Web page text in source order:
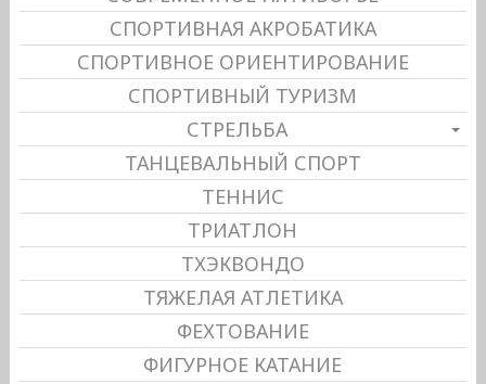
СПОРТИВНАЯ АКРОБАТИКА
СПОРТИВНОЕ ОРИЕНТИРОВАНИЕ
СПОРТИВНЫЙ ТУРИЗМ
СТРЕЛЬБА
ТАНЦЕВАЛЬНЫЙ СПОРТ
ТЕННИС
ТРИАТЛОН
ТХЭКВОНДО
ТЯЖЕЛАЯ АТЛЕТИКА
ФЕХТОВАНИЕ
ФИГУРНОЕ КАТАНИЕ